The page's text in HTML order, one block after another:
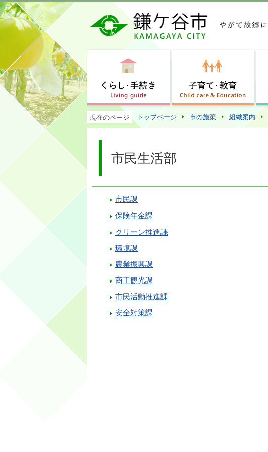
現在のページ トップページ 市の施策 組織案内
市民生活部
市民課
保険年金課
クリーン推進課
環境課
農業振興課
商工観光課
市民活動推進課
安全対策課